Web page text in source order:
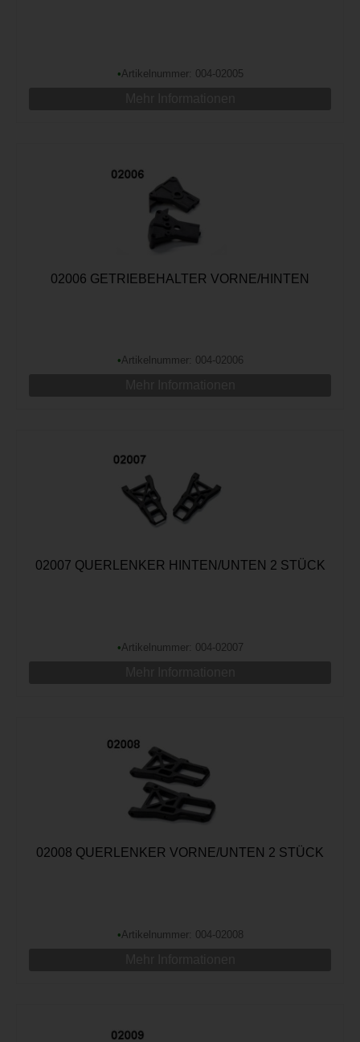
•Artikelnummer: 004-02005
02006 GETRIEBEHALTER VORNE/HINTEN
•Artikelnummer: 004-02006
02007 QUERLENKER HINTEN/UNTEN 2 STÜCK
•Artikelnummer: 004-02007
02008 QUERLENKER VORNE/UNTEN 2 STÜCK
•Artikelnummer: 004-02008